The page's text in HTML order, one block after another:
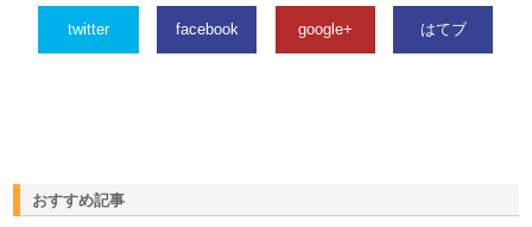
twitter facebook google+ はてブ
おすすめ記事